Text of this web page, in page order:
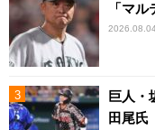
「マ
2026.08.04
巨人・
田尾氏